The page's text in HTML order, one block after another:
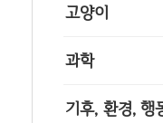
고양이
과학
기후, 환경, 행